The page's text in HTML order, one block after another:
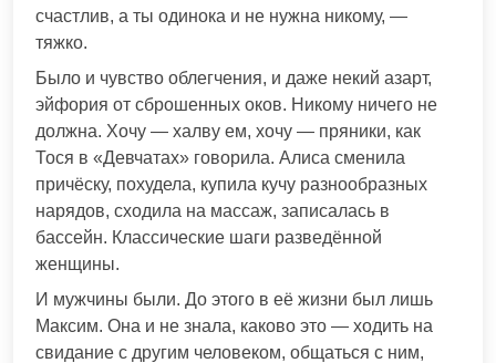
счастлив, а ты одинока и не нужна никому, —
тяжко.
Было и чувство облегчения, и даже некий азарт,
эйфория от сброшенных оков. Никому ничего не
должна. Хочу — халву ем, хочу — пряники, как
Тося в «Девчатах» говорила. Алиса сменила
причёску, похудела, купила кучу разнообразных
нарядов, сходила на массаж, записалась в
бассейн. Классические шаги разведённой
женщины.
И мужчины были. До этого в её жизни был лишь
Максим. Она и не знала, каково это — ходить на
свидание с другим человеком, общаться с ним,